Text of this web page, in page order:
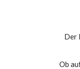
Der
Ob